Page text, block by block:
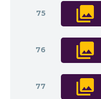
75
76
77